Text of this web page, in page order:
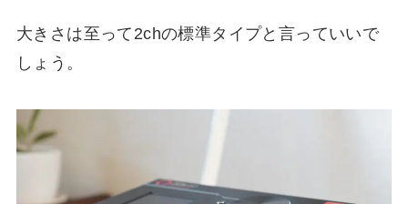
大きさは至って2chの標準タイプと言っていいで
しょう。